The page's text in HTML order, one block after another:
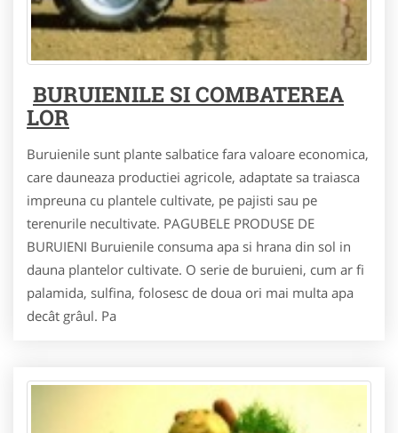
BURUIENILE SI COMBATEREA
LOR
Buruienile sunt plante salbatice fara valoare economica,
care dauneaza productiei agricole, adaptate sa traiasca
impreuna cu plantele cultivate, pe pajisti sau pe
terenurile necultivate. PAGUBELE PRODUSE DE
BURUIENI Buruienile consuma apa si hrana din sol in
dauna plantelor cultivate. O serie de buruieni, cum ar fi
palamida, sulfina, folosesc de doua ori mai multa apa
decât grâul. Pa